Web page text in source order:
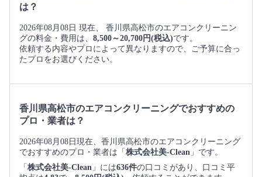
は？
2026年08月08日 現在、 香川県高松市のエアコンクリーニン
グの料金・費用は、 8,500～20,700円(税込)です。
依頼する内容やプロによって異なりますので、ご予算に合っ
たプロをお選びください。
香川県高松市のエアコンクリーニングでおすすめの
プロ・業者は？
2026年08月08日現在、香川県高松市のエアコンクリーニング
でおすすめのプロ・業者は「株式会社美-Clean 」です。
「株式会社美-Clean 」には636件の口コミがあり、口コミ平